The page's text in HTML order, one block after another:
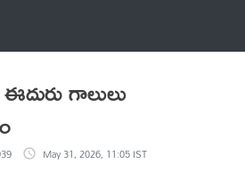
గాలులు
May 31, 2026, 11:05 IST